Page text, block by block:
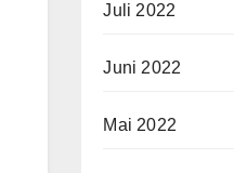
Juli 2022
Juni 2022
Mai 2022